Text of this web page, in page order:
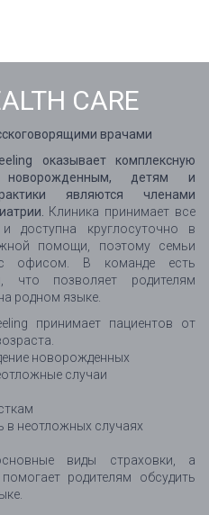
CARE
врачами
оказывает комплексную
новорожденным, детям и
являются членами
Клиника принимает все
доступна круглосуточно в
помощи, поэтому семьи
с офисом. В команде есть
что позволяет родителям
родном языке.
принимает пациентов от
новорожденных
случаи
в неотложных случаях
виды страховки, а
родителям обсудить